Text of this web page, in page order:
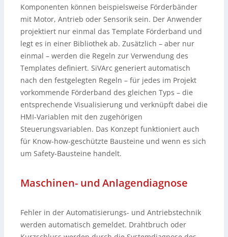
Komponenten können beispielsweise Förderbänder
mit Motor, Antrieb oder Sensorik sein. Der Anwender
projektiert nur einmal das Template Förderband und
legt es in einer Bibliothek ab. Zusätzlich – aber nur
einmal – werden die Regeln zur Verwendung des
Templates definiert. SiVArc generiert automatisch
nach den festgelegten Regeln – für jedes im Projekt
vorkommende Förderband des gleichen Typs – die
entsprechende Visualisierung und verknüpft dabei die
HMI-Variablen mit den zugehörigen
Steuerungsvariablen. Das Konzept funktioniert auch
für Know-how-geschützte Bausteine und wenn es sich
um Safety-Bausteine handelt.
Maschinen- und Anlagendiagnose
Fehler in der Automatisierungs- und Antriebstechnik
werden automatisch gemeldet. Drahtbruch oder